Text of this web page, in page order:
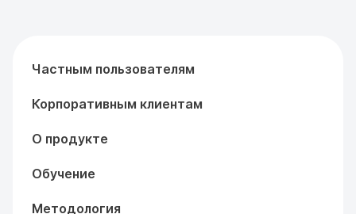
Частным пользователям
Корпоративным клиентам
О продукте
Обучение
Методология